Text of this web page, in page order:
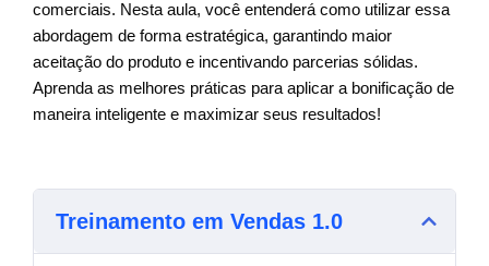
comerciais. Nesta aula, você entenderá como utilizar essa
abordagem de forma estratégica, garantindo maior
aceitação do produto e incentivando parcerias sólidas.
Aprenda as melhores práticas para aplicar a bonificação de
maneira inteligente e maximizar seus resultados!
Treinamento em Vendas 1.0